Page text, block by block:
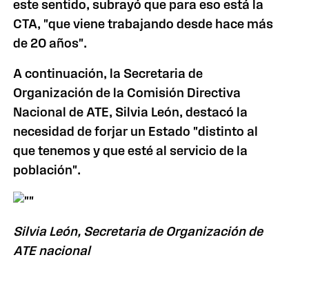
este sentido, subrayó que para eso está la
CTA, "que viene trabajando desde hace más
de 20 años".
A continuación, la Secretaria de
Organización de la Comisión Directiva
Nacional de ATE, Silvia León, destacó la
necesidad de forjar un Estado "distinto al
que tenemos y que esté al servicio de la
población".
Silvia León, Secretaria de Organización de
ATE nacional